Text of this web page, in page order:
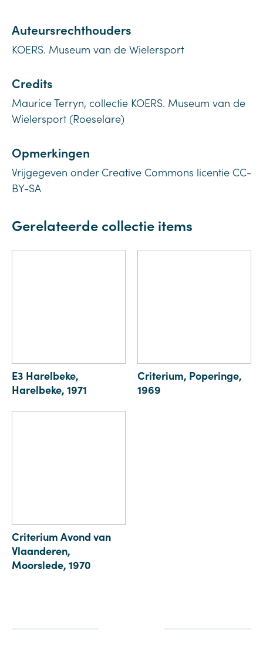
Auteursrechthouders
KOERS. Museum van de Wielersport
Credits
Maurice Terryn, collectie KOERS. Museum van de
Wielersport (Roeselare)
Opmerkingen
Vrijgegeven onder Creative Commons licentie CC-
BY-SA
Gerelateerde collectie items
E3 Harelbeke,
Harelbeke, 1971
Criterium, Poperinge,
1969
Criterium Avond van
Vlaanderen,
Moorslede, 1970